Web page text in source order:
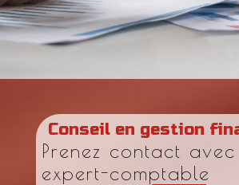
Conseil en gestion
Prenez contact
expert-comptable